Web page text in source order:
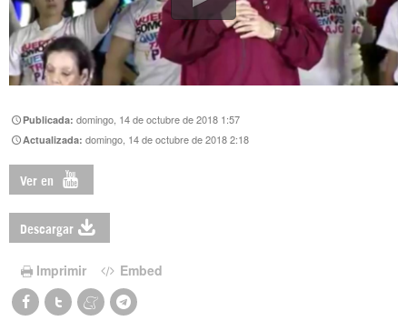
Publicada:domingo, 14 de octubre de 2018 1:57
Actualizada:domingo, 14 de octubre de 2018 2:18
Ver en
Descargar
Imprimir Embed